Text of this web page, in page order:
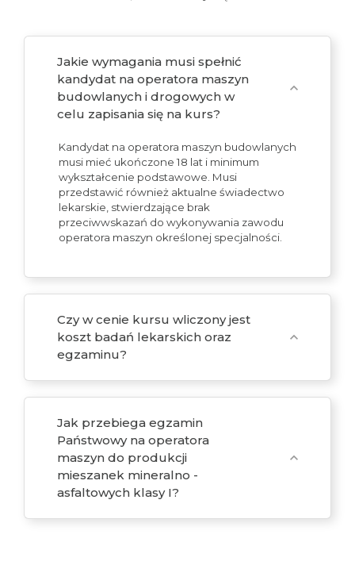
Jakie wymagania musi spełnić
kandydat na operatora maszyn
budowlanych i drogowych w
celu zapisania się na kurs?
expand_more
Kandydat na operatora maszyn budowlanych
musi mieć ukończone 18 lat i minimum
wykształcenie podstawowe. Musi
przedstawić również aktualne świadectwo
lekarskie, stwierdzające brak
przeciwwskazań do wykonywania zawodu
operatora maszyn określonej specjalności.
Czy w cenie kursu wliczony jest
koszt badań lekarskich oraz
egzaminu?
expand_more
Jak przebiega egzamin
Państwowy na operatora
maszyn do produkcji
mieszanek mineralno -
asfaltowych klasy I?
expand_more